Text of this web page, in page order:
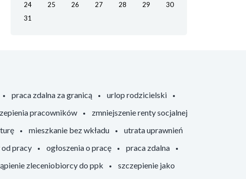
24
25 26 27 28 29
30
31
praca zdalna za granicą
urlop rodzicielski
pracowników
zmniejszenie renty socjalnej
mieszkanie bez wkładu
utrata uprawnień
pracy ogłoszenia o pracę
praca zdalna
zleceniobiorcy do ppk
szczepienie jako